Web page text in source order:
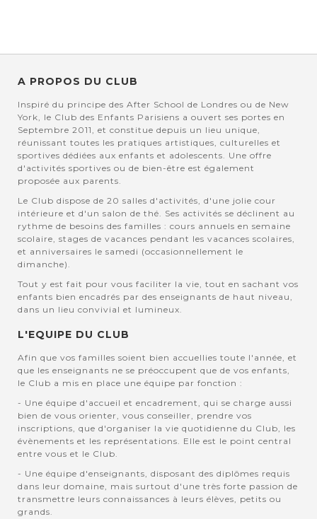
A PROPOS DU CLUB
Inspiré du principe des After School de Londres ou de New
York, le Club des Enfants Parisiens a ouvert ses portes en
Septembre 2011, et constitue depuis un lieu unique,
réunissant toutes les pratiques artistiques, culturelles et
sportives dédiées aux enfants et adolescents. Une offre
d'activités sportives ou de bien-être est également
proposée aux parents.
Le Club dispose de 20 salles d'activités, d'une jolie cour
intérieure et d'un salon de thé. Ses activités se déclinent au
rythme de besoins des familles : cours annuels en semaine
scolaire, stages de vacances pendant les vacances scolaires,
et anniversaires le samedi (occasionnellement le
dimanche).
Tout y est fait pour vous faciliter la vie, tout en sachant vos
enfants bien encadrés par des enseignants de haut niveau,
dans un lieu convivial et lumineux.
L'EQUIPE DU CLUB
Afin que vos familles soient bien accuellies toute l'année, et
que les enseignants ne se préoccupent que de vos enfants,
le Club a mis en place une équipe par fonction :
- Une équipe d'accueil et encadrement, qui se charge aussi
bien de vous orienter, vous conseiller, prendre vos
inscriptions, que d'organiser la vie quotidienne du Club, les
évènements et les représentations. Elle est le point central
entre vous et le Club.
- Une équipe d'enseignants, disposant des diplômes requis
dans leur domaine, mais surtout d'une très forte passion de
transmettre leurs connaissances à leurs élèves, petits ou
grands.